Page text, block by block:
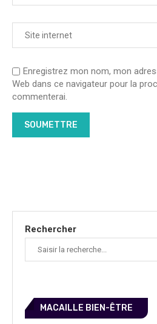
Enregistrez mon nom, mon
Web dans ce navigateur pour la
commenterai.
Rechercher
MACAILLE BIEN-ÊTRE